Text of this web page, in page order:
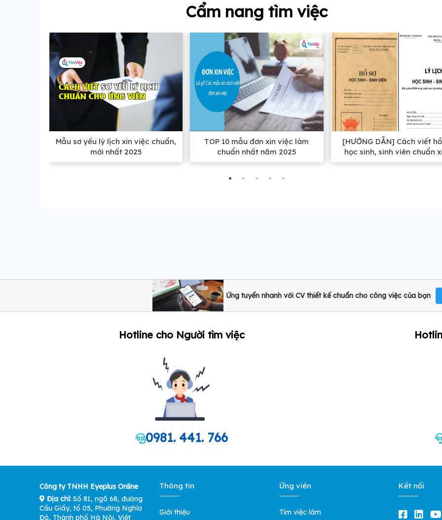
Cẩm nang tìm việc
Mẫu sơ yếu lý lịch xin việc chuẩn,
mới nhất 2025
TOP 10 mẫu đơn xin việc làm
chuẩn nhất năm 2025
[HƯỚNG DẪN] Cách viết
học sinh, sinh viên chuẩn
nhất
Ứng tuyển nhanh với CV thiết kế chuẩn cho công việc của bạn
Hotline cho Người tìm việc
0981. 441. 766
Công ty TNHH Eyeplus Online
Địa chỉ: Số 81, ngõ 68, đường
Cầu Giấy, tổ 05, Phường Nghĩa
Đô, Thành phố Hà Nội, Việt
Thông tin
Giới thiệu
Ứng viên
Tìm việc làm
Kết nối